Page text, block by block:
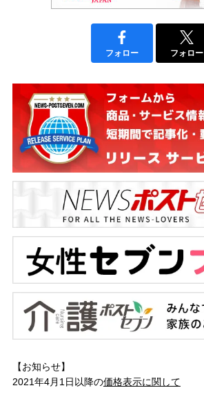
フォロー フォロー
【お知らせ】
2021年4月1日以降の価格表示に関して